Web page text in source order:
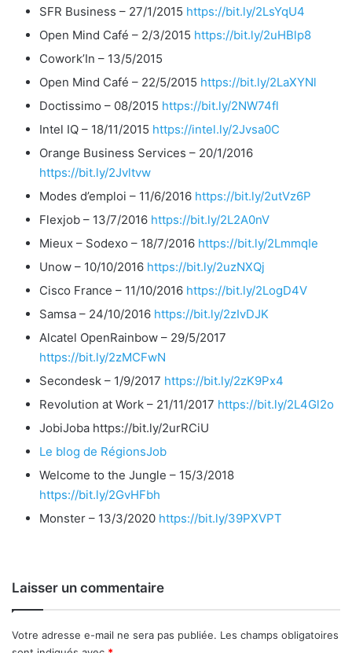
SFR Business – 27/1/2015 https://bit.ly/2LsYqU4
Open Mind Café – 2/3/2015 https://bit.ly/2uHBlp8
Cowork’In – 13/5/2015
Open Mind Café – 22/5/2015 https://bit.ly/2LaXYNl
Doctissimo – 08/2015 https://bit.ly/2NW74fl
Intel IQ – 18/11/2015 https://intel.ly/2Jvsa0C
Orange Business Services – 20/1/2016
https://bit.ly/2Jvltvw
Modes d’emploi – 11/6/2016 https://bit.ly/2utVz6P
Flexjob – 13/7/2016 https://bit.ly/2L2A0nV
Mieux – Sodexo – 18/7/2016 https://bit.ly/2LmmqIe
Unow – 10/10/2016 https://bit.ly/2uzNXQj
Cisco France – 11/10/2016 https://bit.ly/2LogD4V
Samsa – 24/10/2016 https://bit.ly/2zIvDJK
Alcatel OpenRainbow – 29/5/2017
https://bit.ly/2zMCFwN
Secondesk – 1/9/2017 https://bit.ly/2zK9Px4
Revolution at Work – 21/11/2017 https://bit.ly/2L4Gl2o
JobiJoba https://bit.ly/2urRCiU
Le blog de RégionsJob
Welcome to the Jungle – 15/3/2018
https://bit.ly/2GvHFbh
Monster – 13/3/2020 https://bit.ly/39PXVPT
Laisser un commentaire
Votre adresse e-mail ne sera pas publiée. Les champs obligatoires